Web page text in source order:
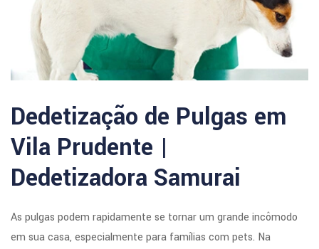
Dedetização de Pulgas em
Vila Prudente |
Dedetizadora Samurai
As pulgas podem rapidamente se tornar um grande incômodo
em sua casa, especialmente para famílias com pets. Na